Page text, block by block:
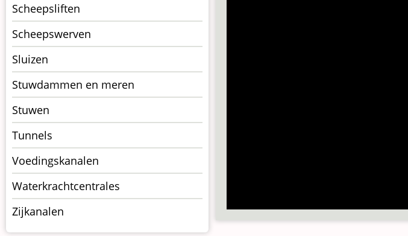
Scheepsliften
Scheepswerven
Sluizen
Stuwdammen en meren
Stuwen
Tunnels
Voedingskanalen
Waterkrachtcentrales
Zijkanalen